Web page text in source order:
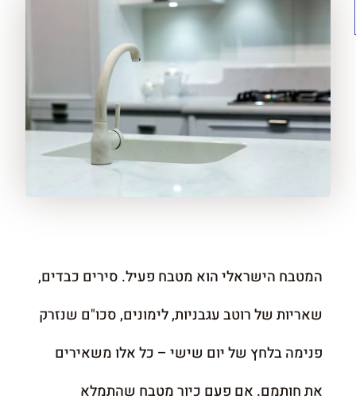
המטבח הישראלי הוא מטבח פעיל. סירים כבדים,
שאריות של רוטב עגבניות, לימונים, סכו"ם שנזרק
פנימה בלחץ של יום שישי – כל אלו משאירים
את חותמם. אם פעם כיור מטבח שהתמלא